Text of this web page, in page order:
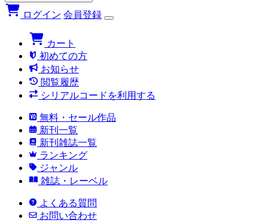
ログイン 会員登録
カート
初めての方
お知らせ
閲覧履歴
シリアルコードを利用する
無料・セール作品
新刊一覧
新刊雑誌一覧
ランキング
ジャンル
雑誌・レーベル
よくある質問
お問い合わせ